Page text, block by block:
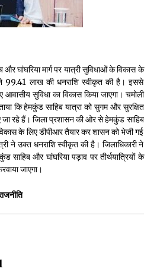
2022
The Day 13 May
2022
Of The Day 12 May
2022
The Day 10 May
घांघरिया मार्ग पर यात्री सुविधाओं के विकास के
ने 99.41 लाख की धनराशि स्वीकृत की है। इससे
आवासीय सुविधा का विकास किया जाएगा। चमोली
कि हेमकुंड साहिब यात्रा को सुगम और सुरक्षित
जा रहे हैं। जिला प्रशासन की ओर से हेमकुंड साहिब
विकास के लिए डीपीआर तैयार कर शासन को भेजी गई
ने उक्त धनराशि स्वीकृत की है। जिलाधिकारी ने
साहिब और घांघरिया पड़ाव पर तीर्थयात्रियों के
जाएगा।